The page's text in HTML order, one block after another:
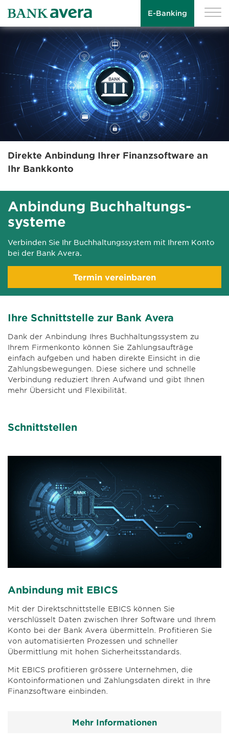
E-Banking
Direkte Anbindung Ihrer Finanzsoftware an
Ihr Bankkonto
Anbindung Buchhaltungs­
systeme
Verbinden Sie Ihr Buchhaltungssystem mit Ihrem Konto
bei der Bank Avera.
Termin vereinbaren
Ihre Schnittstelle zur Bank Avera
Dank der Anbindung Ihres Buchhaltungssystem zu
Ihrem Firmenkonto können Sie Zahlungsaufträge
einfach aufgeben und haben direkte Einsicht in die
Zahlungsbewegungen. Diese sichere und schnelle
Verbindung reduziert Ihren Aufwand und gibt Ihnen
mehr Übersicht und Flexibilität.
Schnittstellen
Anbindung mit EBICS
Mit der Direktschnittstelle EBICS können Sie
verschlüsselt Daten zwischen Ihrer Software und Ihrem
Konto bei der Bank Avera übermitteln. Profitieren Sie
von automatisierten Prozessen und schneller
Übermittlung mit hohen Sicherheitsstandards.
Mit EBICS profitieren grössere Unternehmen, die
Kontoinformationen und Zahlungsdaten direkt in Ihre
Finanzsoftware einbinden.
Mehr Informationen